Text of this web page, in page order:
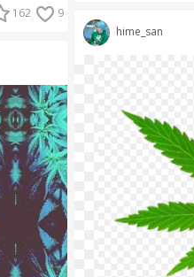
162 9
hime_san